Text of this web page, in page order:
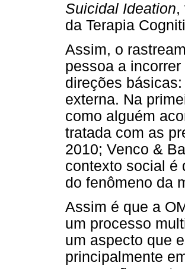
Suicidal Ideation,
da Terapia
Assim, o
pessoa a
direções
externa. Na
como alguém
tratada com as
2010; Venco &
contexto social é
do fenômeno da
Assim é que a
um processo
um aspecto que
principalmente